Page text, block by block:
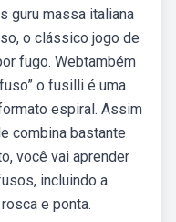
guru massa italiana
o clássico jogo de
fugo. Webtambém
o fusilli é uma
espiral. Assim
combina bastante
você vai aprender
incluindo a
e ponta.